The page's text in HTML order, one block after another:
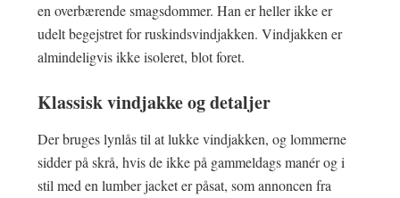
en overbærende smagsdommer. Han er heller ikke er
udelt begejstret for ruskindsvindjakken. Vindjakken er
almindeligvis ikke isoleret, blot foret.
Klassisk vindjakke og detaljer
Der bruges lynlås til at lukke vindjakken, og lommerne
sidder på skrå, hvis de ikke på gammeldags manér og i
stil med en lumber jacket er påsat, som annoncen fra